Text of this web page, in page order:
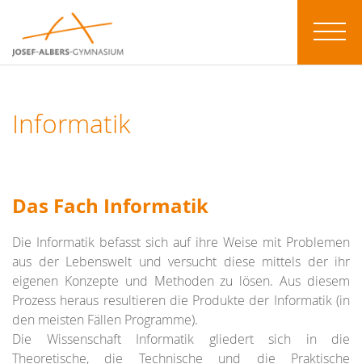
Informatik
Das Fach Informatik
Die Informatik befasst sich auf ihre Weise mit Problemen
aus der Lebenswelt und versucht diese mittels der ihr
eigenen Konzepte und Methoden zu lösen. Aus diesem
Prozess heraus resultieren die Produkte der Informatik (in
den meisten Fällen Programme).
Die Wissenschaft Informatik gliedert sich in die
Theoretische, die Technische und die Praktische